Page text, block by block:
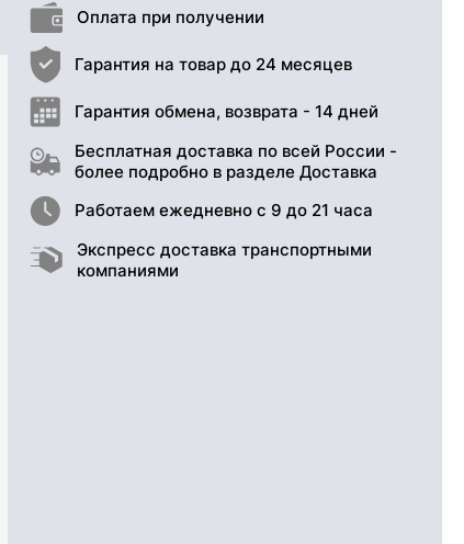
Оплата при получении
Гарантия на товар до 24 месяцев
Гарантия обмена, возврата - 14 дней
Бесплатная доставка по всей России -
более подробно в разделе Доставка
Работаем ежедневно с 9 до 21 часа
Экспресс доставка транспортными
компаниями